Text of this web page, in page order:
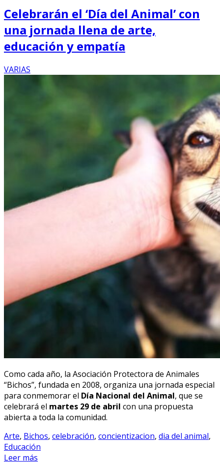
Celebrarán el ‘Día del Animal’ con
una jornada llena de arte,
educación y empatía
VARIAS
Como cada año, la Asociación Protectora de Animales
“Bichos”, fundada en 2008, organiza una jornada especial
para conmemorar el Día Nacional del Animal, que se
celebrará el martes 29 de abril con una propuesta
abierta a toda la comunidad.
Arte, Bichos, celebración, concientizacion, dia del animal,
Educación
Leer más